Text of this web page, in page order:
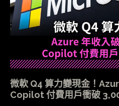
微軟 Q4 算力變現金！
Copilot 付費用戶衝破